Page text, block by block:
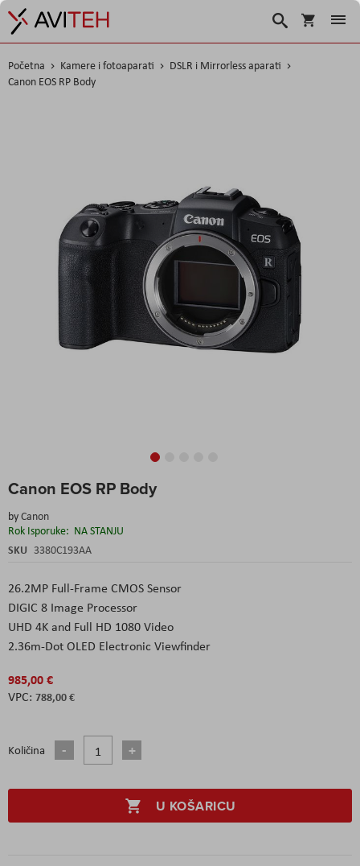
Košarica
Traži
Početna Kamere i fotoaparati
DSLR i Mirrorless aparati
Canon EOS RP Body
Canon EOS RP Body
byCanon
Rok Isporuke: NA STANJU
SKU 3380C193AA
26.2MP Full-Frame CMOS Sensor
DIGIC 8 Image Processor
UHD 4K and Full HD 1080 Video
2.36m-Dot OLED Electronic Viewfinder
985,00 €
788,00 €
Količina
U KOŠARICU
to
beginning
of
the